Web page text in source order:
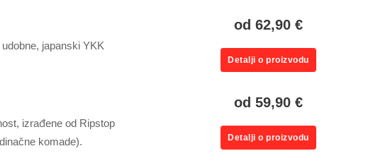
japanski YKK
od 62,90 €
Detalji o proizvodu
izrađene od Ripstop
komade).
od 59,90 €
Detalji o proizvodu